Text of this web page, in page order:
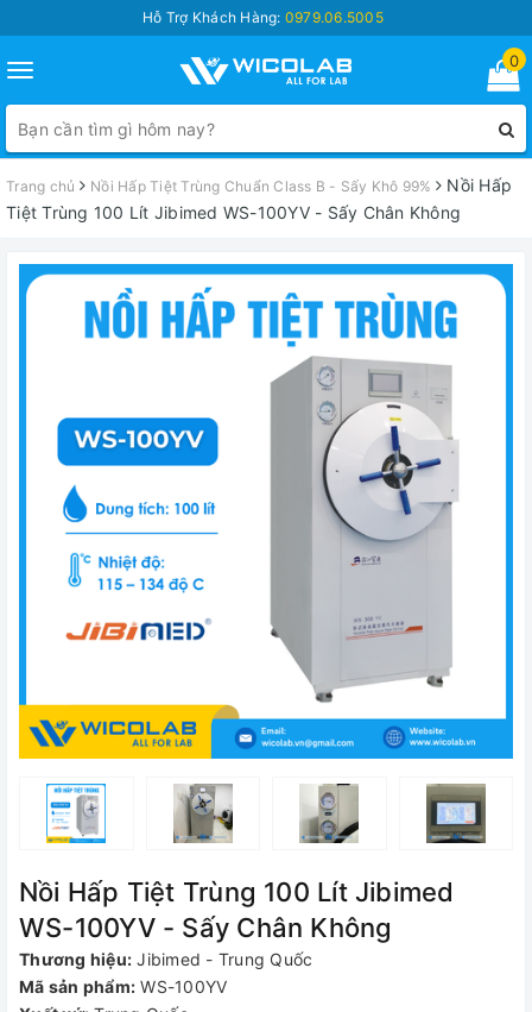
Hỗ Trợ Khách Hàng: 0979.06.5005
Toggle
navigation
0
Trang chủ Nồi Hấp Tiệt Trùng Chuẩn Class B - Sấy Khô 99%
Nồi Hấp
Tiệt Trùng 100 Lít Jibimed WS-100YV - Sấy Chân Không
Nồi Hấp Tiệt Trùng 100 Lít Jibimed
WS-100YV - Sấy Chân Không
Thương hiệu: Jibimed - Trung Quốc
Mã sản phẩm: WS-100YV